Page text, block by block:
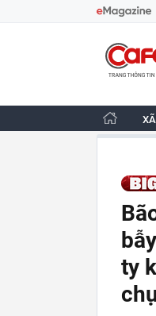
CafeBiz -
ty